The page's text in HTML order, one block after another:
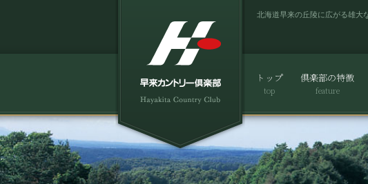
北海道早来の丘陵に広がる雄大
トップ
top
倶楽部の特徴
feature